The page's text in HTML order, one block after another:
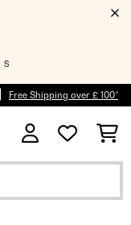
S
Free Shipping over £ 100*